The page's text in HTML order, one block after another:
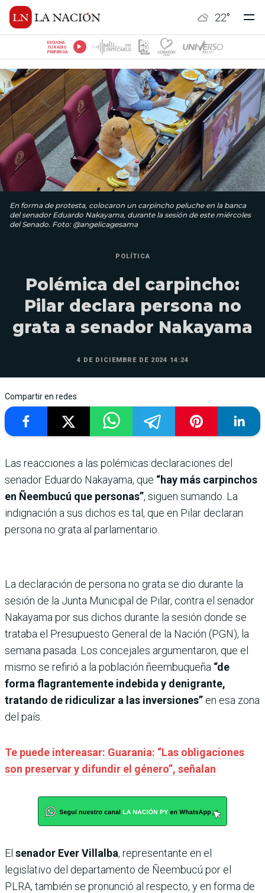
22°
ESCUCHÁ
TU RADIO
PREFERIDA
En forma de protesta, colocaron un carpincho peluche en la banca
del senador Eduardo Nakayama, durante la sesión de este miércoles
del Senado. Foto: @angelicagesama
POLÍTICA
Polémica del carpincho:
Pilar declara persona no
grata a senador Nakayama
4 DE DICIEMBRE DE 2024 14:24
Compartir en redes
Las reacciones a las polémicas declaraciones del
senador Eduardo Nakayama, que “hay más carpinchos
en Ñeembucú que personas”, siguen sumando. La
indignación a sus dichos es tal, que en Pilar declaran
persona no grata al parlamentario.
La declaración de persona no grata se dio durante la
sesión de la Junta Municipal de Pilar, contra el senador
Nakayama por sus dichos durante la sesión donde se
trataba el Presupuesto General de la Nación (PGN), la
semana pasada. Los concejales argumentaron, que el
mismo se refirió a la población ñeembuqueña “de
forma flagrantemente indebida y denigrante,
tratando de ridiculizar a las inversiones” en esa zona
del país.
Te puede intereasar: Guarania: “Las obligaciones
son preservar y difundir el género”, señalan
El senador Ever Villalba, representante en el
legislativo del departamento de Ñeembucú por el
PLRA, también se pronunció al respecto, y en forma de